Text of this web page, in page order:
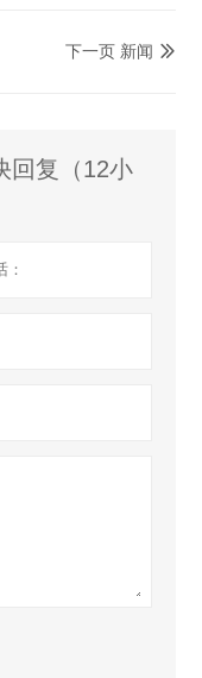

下一页 新闻
回复（12小